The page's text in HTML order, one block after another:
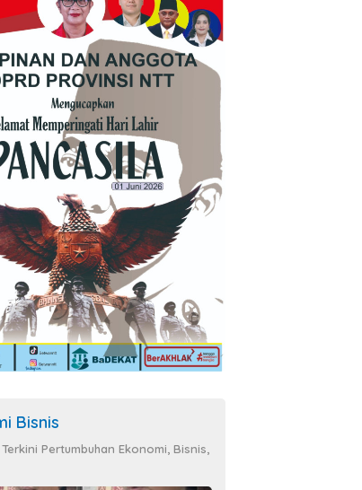
Bisnis
Pertumbuhan Ekonomi, Bisnis,